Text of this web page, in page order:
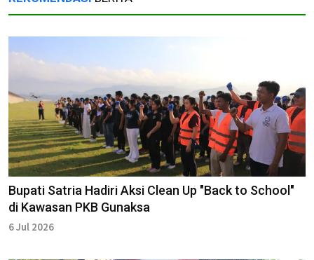
Bupati Satria Hadiri Aksi Clean Up "Back to School"
di Kawasan PKB Gunaksa
6 Jul 2026